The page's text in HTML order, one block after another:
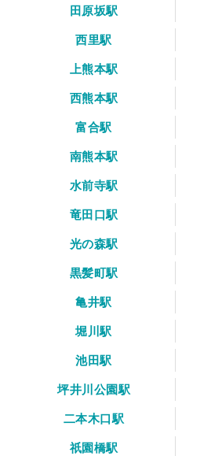
田原坂駅
西里駅
上熊本駅
西熊本駅
富合駅
南熊本駅
水前寺駅
竜田口駅
光の森駅
黒髪町駅
亀井駅
堀川駅
池田駅
坪井川公園駅
二本木口駅
祇園橋駅